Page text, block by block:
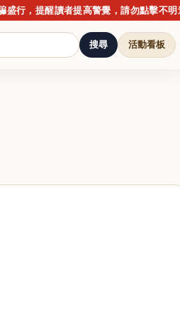
提醒讀者提高警覺，請勿點擊不明連結
搜尋 活動看板